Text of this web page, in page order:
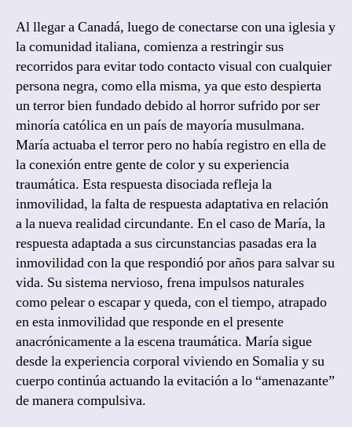
Al llegar a Canadá, luego de conectarse con una iglesia y
la comunidad italiana, comienza a restringir sus
recorridos para evitar todo contacto visual con cualquier
persona negra, como ella misma, ya que esto despierta
un terror bien fundado debido al horror sufrido por ser
minoría católica en un país de mayoría musulmana.
María actuaba el terror pero no había registro en ella de
la conexión entre gente de color y su experiencia
traumática. Esta respuesta disociada refleja la
inmovilidad, la falta de respuesta adaptativa en relación
a la nueva realidad circundante. En el caso de María, la
respuesta adaptada a sus circunstancias pasadas era la
inmovilidad con la que respondió por años para salvar su
vida. Su sistema nervioso, frena impulsos naturales
como pelear o escapar y queda, con el tiempo, atrapado
en esta inmovilidad que responde en el presente
anacrónicamente a la escena traumática. María sigue
desde la experiencia corporal viviendo en Somalia y su
cuerpo continúa actuando la evitación a lo “amenazante”
de manera compulsiva.